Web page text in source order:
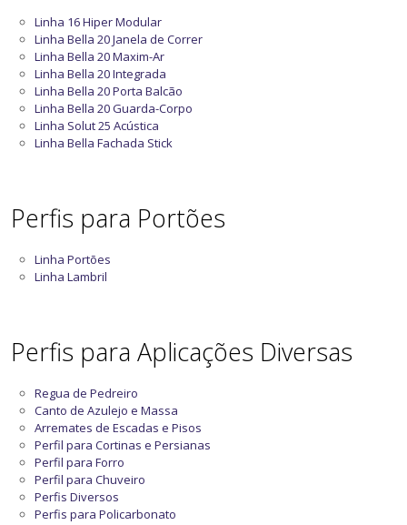
Linha 16 Hiper Modular
Linha Bella 20 Janela de Correr
Linha Bella 20 Maxim-Ar
Linha Bella 20 Integrada
Linha Bella 20 Porta Balcão
Linha Bella 20 Guarda-Corpo
Linha Solut 25 Acústica
Linha Bella Fachada Stick
Perfis para Portões
Linha Portões
Linha Lambril
Perfis para Aplicações Diversas
Regua de Pedreiro
Canto de Azulejo e Massa
Arremates de Escadas e Pisos
Perfil para Cortinas e Persianas
Perfil para Forro
Perfil para Chuveiro
Perfis Diversos
Perfis para Policarbonato